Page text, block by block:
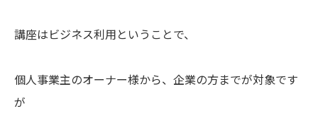
講座はビジネス利用ということで、
個人事業主のオーナー様から、企業の方までが対象です
が